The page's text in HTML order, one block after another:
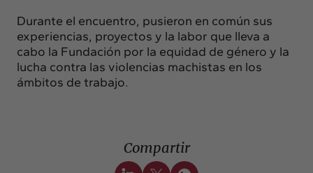
Durante el encuentro, pusieron en común sus
experiencias, proyectos y la labor que lleva a
cabo la Fundación por la equidad de género y la
lucha contra las violencias machistas en los
ámbitos de trabajo.
Compartir